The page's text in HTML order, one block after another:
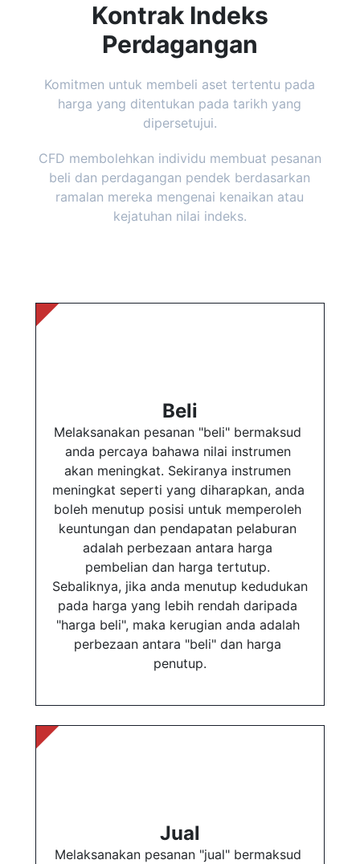
Kontrak Indeks
Perdagangan
Komitmen untuk membeli aset tertentu pada
harga yang ditentukan pada tarikh yang
dipersetujui.
CFD membolehkan individu membuat pesanan
beli dan perdagangan pendek berdasarkan
ramalan mereka mengenai kenaikan atau
kejatuhan nilai indeks.
Beli
Melaksanakan pesanan "beli" bermaksud
anda percaya bahawa nilai instrumen
akan meningkat. Sekiranya instrumen
meningkat seperti yang diharapkan, anda
boleh menutup posisi untuk memperoleh
keuntungan dan pendapatan pelaburan
adalah perbezaan antara harga
pembelian dan harga tertutup.
Sebaliknya, jika anda menutup kedudukan
pada harga yang lebih rendah daripada
"harga beli", maka kerugian anda adalah
perbezaan antara "beli" dan harga
penutup.
Jual
Melaksanakan pesanan "jual" bermaksud